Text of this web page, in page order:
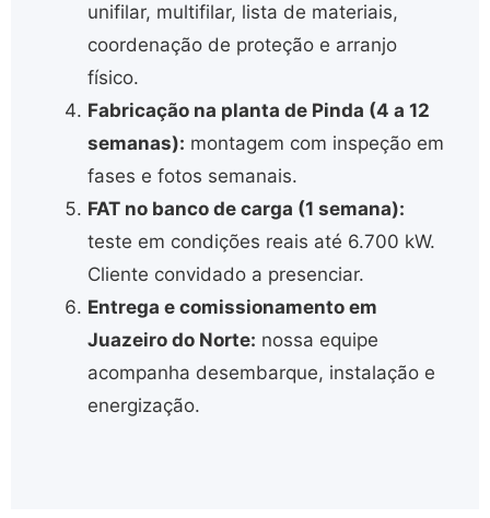
unifilar, multifilar, lista de materiais,
coordenação de proteção e arranjo
físico.
Fabricação na planta de Pinda (4 a 12
semanas): montagem com inspeção em
fases e fotos semanais.
FAT no banco de carga (1 semana):
teste em condições reais até 6.700 kW.
Cliente convidado a presenciar.
Entrega e comissionamento em
Juazeiro do Norte: nossa equipe
acompanha desembarque, instalação e
energização.